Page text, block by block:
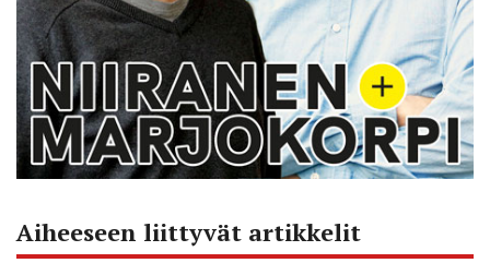
Aiheeseen liittyvät artikkelit